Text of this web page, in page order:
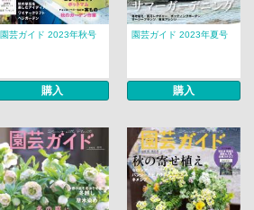
園芸ガイド 2023年秋号
購入
園芸ガイド 2023年夏号
購入